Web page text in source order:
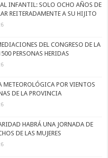
INFANTIL: SOLO OCHO AÑOS DE
REITERADAMENTE A SU HIJITO
DEL CONGRESO DE LA
PERSONAS HERIDAS
METEOROLÓGICA POR VIENTOS
DE LA PROVINCIA
HABRÁ UNA JORNADA DE
DE LAS MUJERES